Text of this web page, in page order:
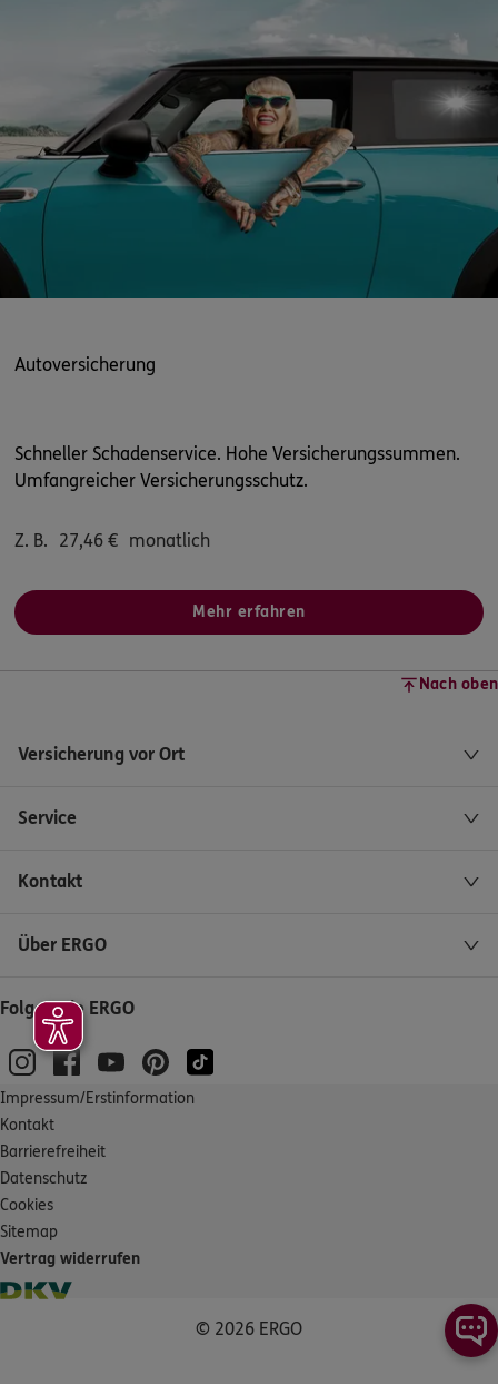
Autoversicherung
Schneller Schadenservice. Hohe Versicherungssummen.
Umfangreicher Versicherungsschutz.
Z. B. 27,46 € monatlich
Mehr erfahren
Nach oben
Versicherung vor Ort
Service
Kontakt
Über ERGO
Folgen Sie ERGO
Impressum/Erstinformation
Kontakt
Barrierefreiheit
Datenschutz
Cookies
Sitemap
Vertrag widerrufen
© 2026 ERGO